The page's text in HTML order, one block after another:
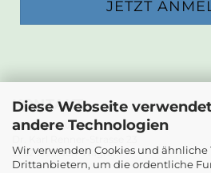
Diese Webseite
andere Technologien
Wir verwenden Cookies und ähnliche
Drittanbietern, um die ordentliche
KONTAKT
Die Papierwerkstatt
2232 Deutsch-Wagram